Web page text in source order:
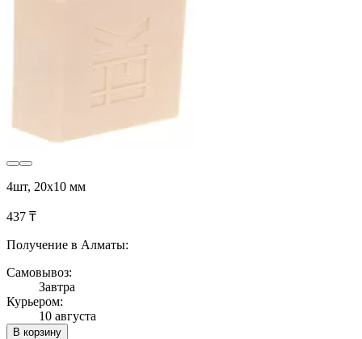
4шт, 20х10 мм
437 ₸
Получение в Алматы:
Самовывоз:
Завтра
Курьером:
10 августа
В корзину